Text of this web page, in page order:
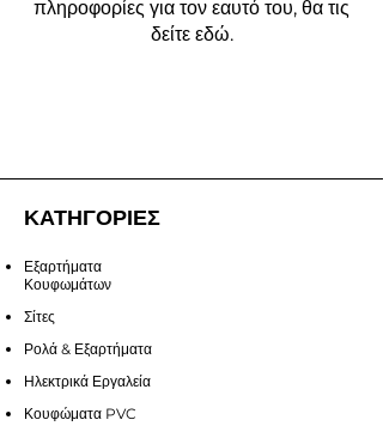
πληροφορίες για τον εαυτό του, θα τις
δείτε εδώ.
ΚΑΤΗΓΟΡΙΕΣ
Εξαρτήματα
Κουφωμάτων
Σίτες
Ρολά & Εξαρτήματα
Ηλεκτρικά Εργαλεία
Κουφώματα PVC